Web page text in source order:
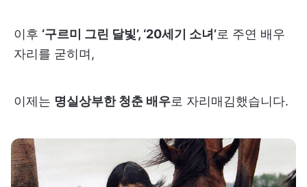
이후 ‘구르미 그린 달빛’, ‘20세기 소녀’로 주연 배우
자리를 굳히며,
이제는 명실상부한 청춘 배우로 자리매김했습니다.